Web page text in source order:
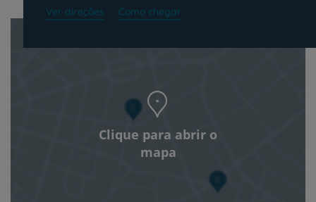
Ver direções Como chegar
Clique para abrir o
mapa